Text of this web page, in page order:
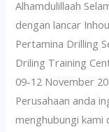
Alhamdulillaah
dengan lancar
Pertamina Drilling
Driling Training
09-12 November
Perusahaan anda
menghubungi kami